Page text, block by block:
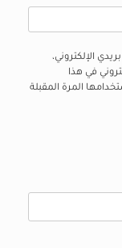
الإلكتروني،
في هذا
المرة المقبلة